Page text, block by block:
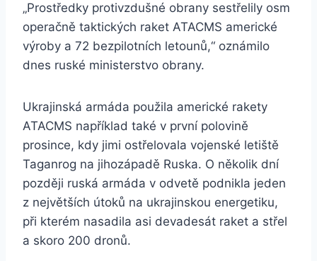
„Prostředky protivzdušné obrany sestřelily osm
operačně taktických raket ATACMS americké
výroby a 72 bezpilotních letounů,“ oznámilo
dnes ruské ministerstvo obrany.
Ukrajinská armáda použila americké rakety
ATACMS například také v první polovině
prosince, kdy jimi ostřelovala vojenské letiště
Taganrog na jihozápadě Ruska. O několik dní
později ruská armáda v odvetě podnikla jeden
z největších útoků na ukrajinskou energetiku,
při kterém nasadila asi devadesát raket a střel
a skoro 200 dronů.